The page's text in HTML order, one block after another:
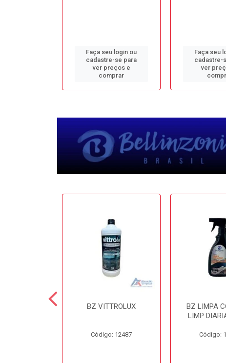
Faça seu login ou
cadastre-se para
ver preços e
comprar
Faça seu
cadastre-
ver
BZ VITTROLUX
Código: 12487
BZ LIMPA
LIMP
Código: